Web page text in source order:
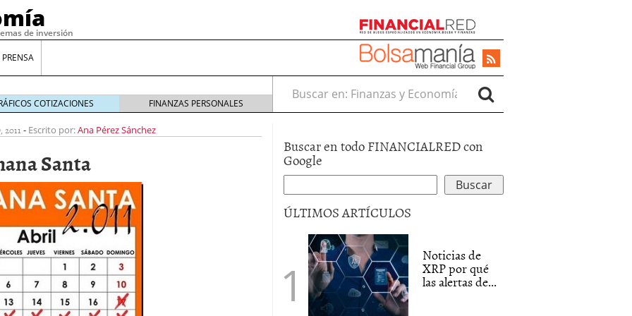
de inversión
¿Por qué el Préstamo Promotor privado
12 de diciembre de 2025
aprovechar esta opción para gestionar tus
de 2025
es una decisión financiera: cómo anticiparte
COTIZACIONES FINANZAS PERSONALES
Buscar en:
2011- Escrito por:Ana Pérez Sánchez
Santa
Buscar en todo FINANCIALRED con
Google
ÚLTIMOS ARTÍCULOS
Noticias de
XRP por qué
las alertas de...